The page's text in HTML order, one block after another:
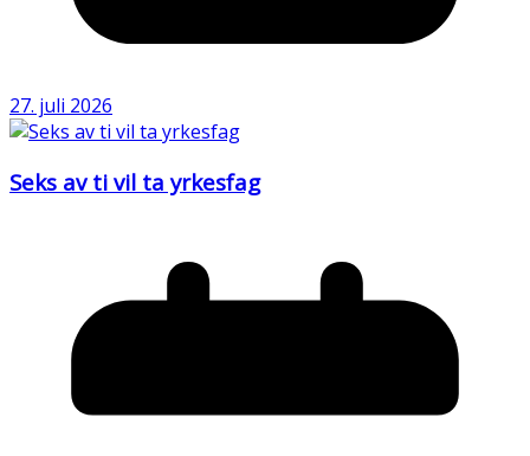
27. juli 2026
Seks av ti vil ta yrkesfag